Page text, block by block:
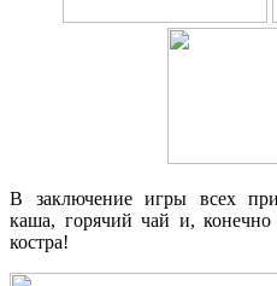
В заключение игры всех
каша, горячий чай и,
костра!